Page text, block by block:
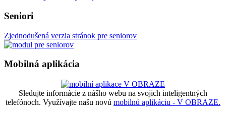
Seniori
Zjednodušená verzia stránok pre seniorov
Mobilná aplikácia
Sledujte informácie z nášho webu na svojich inteligentných
telefónoch. Využívajte našu novú mobilnú aplikáciu - V OBRAZE.